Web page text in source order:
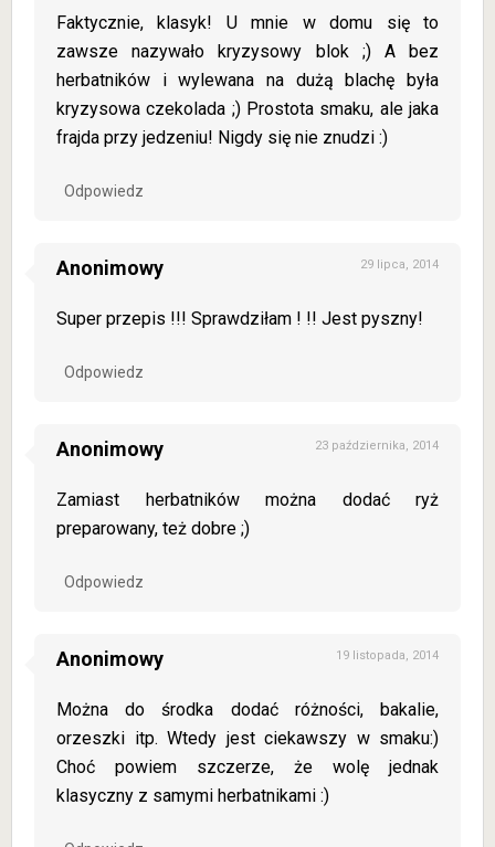
Faktycznie, klasyk! U mnie w domu się to
zawsze nazywało kryzysowy blok ;) A bez
herbatników i wylewana na dużą blachę była
kryzysowa czekolada ;) Prostota smaku, ale jaka
frajda przy jedzeniu! Nigdy się nie znudzi :)
Odpowiedz
Anonimowy 29 lipca, 2014
Super przepis !!! Sprawdziłam ! !! Jest pyszny!
Odpowiedz
Anonimowy 23 października, 2014
Zamiast herbatników można dodać ryż
preparowany, też dobre ;)
Odpowiedz
Anonimowy 19 listopada, 2014
Można do środka dodać różności, bakalie,
orzeszki itp. Wtedy jest ciekawszy w smaku:)
Choć powiem szczerze, że wolę jednak
klasyczny z samymi herbatnikami :)